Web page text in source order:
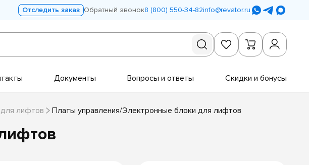
Отследить заказ Обратный звонок8 (800) 550-34-82info@revator.ru
Документы Вопросы и ответы Скидки и бонусы
лифтов Платы управления/Электронные блоки для лифтов